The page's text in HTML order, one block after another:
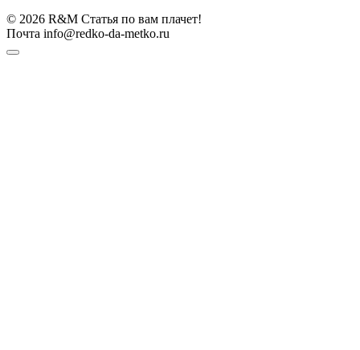
© 2026 R&M Статья по вам плачет!
Почта info@redko-da-metko.ru